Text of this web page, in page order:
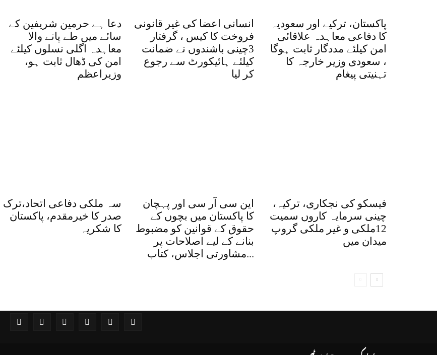
دعا ہے حرمین شریفین کے
سائے میں طے پانے والا
معاہدہ اگلی نسلوں کیلئے
امن کی ڈھال ثابت ہو،
وزیراعظم
انسانی اعضا کی غیر قانونی
فروخت کا کیس ، گرفتار
3چینی باشندوں نے ضمانت
کیلئے ہائیکورٹ سے رجوع
کر لیا
پاکستان، ترکیے اور سعودیہ
کا دفاعی معاہدہ علاقائی
امن کیلئے مددگار ثابت ہوگا
، سعودی وزیر خارجہ کا
تہنیتی پیغام
سہ ملکی دفاعی اتحاد،ترک
صدر کا خیرمقدم، پاکستان
کا شکریہ
این سی آر سی اور پہچان
کا پاکستان میں بچوں کے
حقوق کے قوانین کو مضبوط
بنانے کے لیے اصلاحات پر
مشاورتی اجلاس، کتاب...
فیسکو کی نجکاری، ترکیہ،
چینی سرمایہ کاروں سمیت
12ملکی و غیر ملکی گروپ
میدان میں